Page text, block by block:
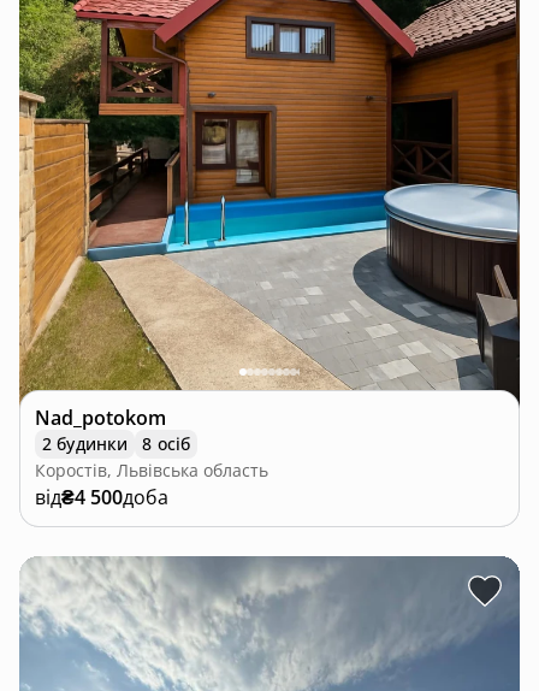
Nad_potokom
2 будинки
8 осіб
Коростів, Львівська область
від₴4 500доба